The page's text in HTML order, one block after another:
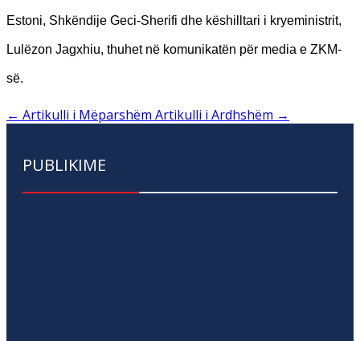
Estoni, Shkëndije Geci-Sherifi dhe këshilltari i kryeministrit,
Lulëzon Jagxhiu, thuhet në komunikatën për media e ZKM-
së.
← Artikulli i Mëparshëm Artikulli i Ardhshëm →
PUBLIKIME